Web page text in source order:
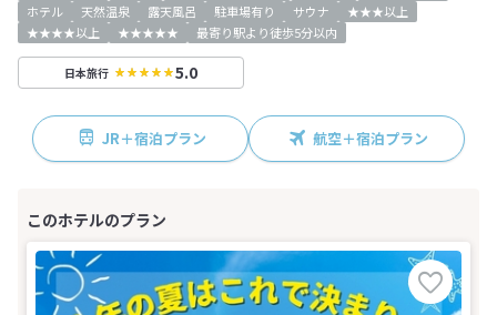
ホテル
天然温泉 露天風呂 駐車場有り サウナ
★★★以上
★★★★以上
★★★★★ 最寄り駅より徒歩5分以内
日本旅行 5.0
JR＋宿泊プラン 航空＋宿泊プラン